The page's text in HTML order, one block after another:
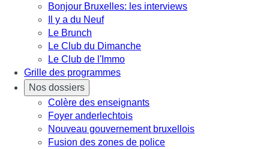
Bonjour Bruxelles: les interviews
Il y a du Neuf
Le Brunch
Le Club du Dimanche
Le Club de l'Immo
Grille des programmes
Nos dossiers
Colère des enseignants
Foyer anderlechtois
Nouveau gouvernement bruxellois
Fusion des zones de police